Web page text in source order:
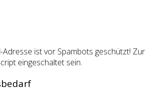
Adresse ist vor Spambots geschützt! Zur
eingeschaltet sein.